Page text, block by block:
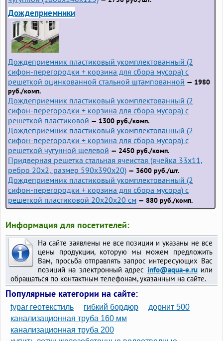
Дождеприемники
Дождеприемник пластиковый укомплектованный (2
сифон-перегородки + корзина для сбора мусора) с
решеткой оцинкованной стальной штампованной — 1980
руб./комп.
Дождеприемник пластиковый укомплектованный (2
сифон-перегородки + корзина для сбора мусора) с
решеткой пластиковой — 1300 руб./комп.
Дождеприемник пластиковый укомплектованный (2
сифон-перегородки + корзина для сбора мусора) с
решеткой чугунной щелевой — 2450 руб./комп.
Придверная решетка стальная ячеистая (ячейка 33x11,
ребро 20x2, размер 590x390x20) — 3600 руб./шт.
Дождеприемник пластиковый укомплектованный (2
сифон-перегородки + корзина для сбора мусора) с
решеткой пластиковой 20х20х20 см — 880 руб./комп.
Информация для посетителей:
На сайте заявлены не все позиции и указаны не все
цены продукции, которую мы можем предложить
Вам, просьба отправлять запрос интересующих Вас
позиций на электронный адрес info@aqua-e.ruили
обращаться по контактным телефонам, указанным на сайте.
Популярные категории на сайте:
typar геотекстиль гибкий бордюр
дорнит 500
канализационная труба 160 мм
канализационная труба 200